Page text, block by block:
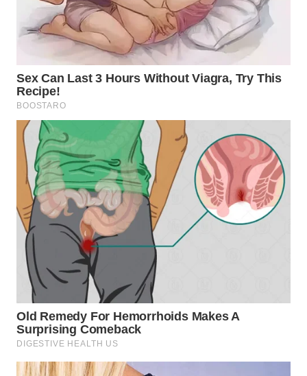
WN
NIAS
WN
LANGKAT
WN
TAPANULI
SELATAN
WN
TANJUNG
LESUNG
WN
KARO
SIMALUNGUN
WN
LABUHANBATU